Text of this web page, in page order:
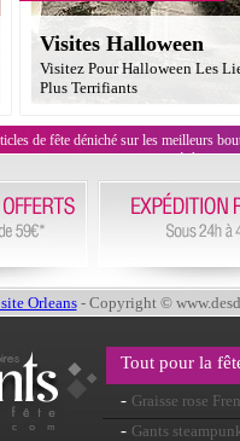
Visites Halloween
Visitez Pour Halloween Les
Plus Terrifiants
de fête déniché sur les meilleurs
Orleans- Copyright ©
Tout pour la
- Graisse rose
perruque
- Gants